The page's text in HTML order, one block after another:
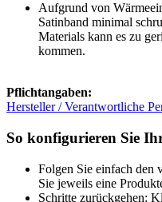
Aufgrund von
Satinband minimal
Materials kann es zu
kommen.
Pflichtangaben:
Hersteller / Verantwortliche
So konfigurieren Sie
Folgen Sie einfach den
Sie jeweils eine
Schritte zurückgehen: